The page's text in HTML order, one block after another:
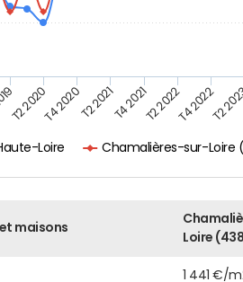
Loire Chamalières-sur-Loire
T2 2020T4 2020T2 2021T4 2021T2 2022T4 2022T2
maisons
Loire
1 441 €/